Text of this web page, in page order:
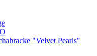
"Velvet Pearls"